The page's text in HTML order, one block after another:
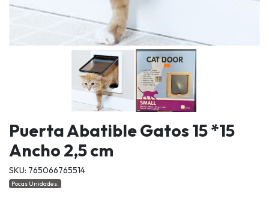
Puerta Abatible Gatos 15 *15
Ancho 2,5 cm
SKU: 765066765514
Pocas Unidades.